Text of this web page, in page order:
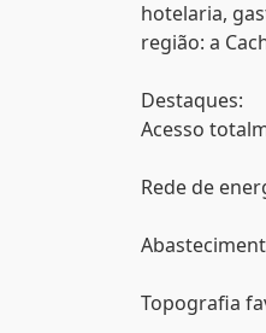
hotelaria,
região: a
Destaques:
Acesso
Rede de
Topografia